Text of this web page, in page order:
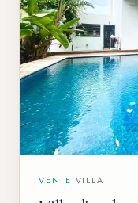
VENTE VILLA